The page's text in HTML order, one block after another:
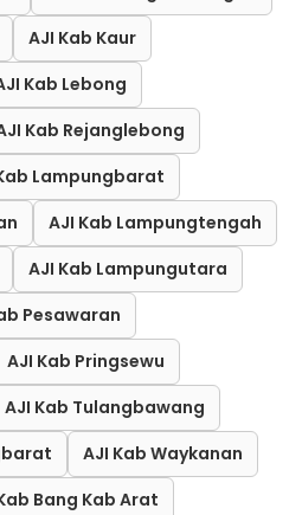
AJI Kab Kaur
Kab Lebong
Kab Rejanglebong
Lampungbarat
AJI Kab Lampungtengah
AJI Kab Lampungutara
Pesawaran
AJI Kab Pringsewu
AJI Kab Tulangbawang
AJI Kab Waykanan
Bang Kab Arat